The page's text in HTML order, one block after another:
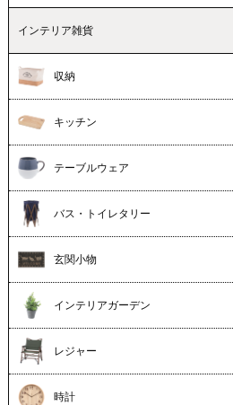
インテリア雑貨
収納
キッチン
テーブルウェア
バス・トイレタリー
玄関小物
インテリアガーデン
レジャー
時計